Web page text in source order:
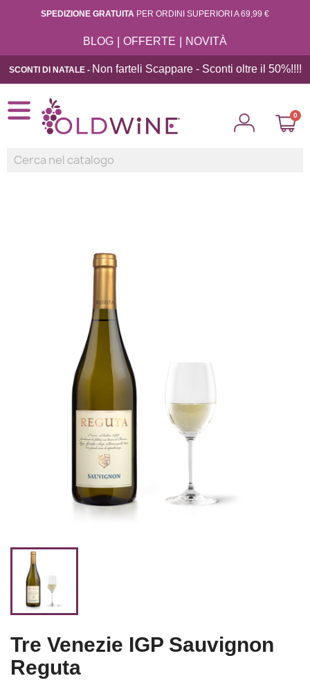
SPEDIZIONE GRATUITA PER ORDINI SUPERIORI A 69,99 €
BLOG | OFFERTE | NOVITÀ
SCONTI DI NATALE - Non farteli Scappare - Sconti oltre il 50%!!!!
Tre Venezie IGP Sauvignon
Reguta